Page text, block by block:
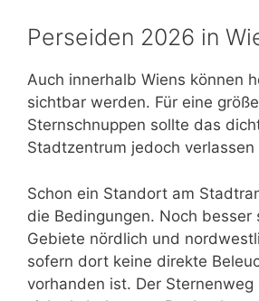
Perseiden 2026 in
Auch innerhalb Wiens können
sichtbar werden. Für eine
Sternschnuppen sollte das
Stadtzentrum jedoch verlassen
Schon ein Standort am
die Bedingungen. Noch besser
Gebiete nördlich und
sofern dort keine direkte
vorhanden ist. Der